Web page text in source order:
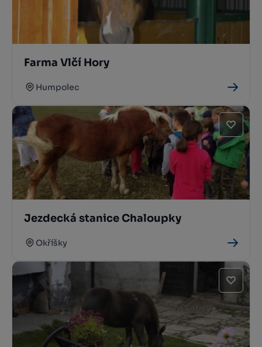
Farma Vlčí Hory
Humpolec
Jezdecká stanice Chaloupky
Okříšky